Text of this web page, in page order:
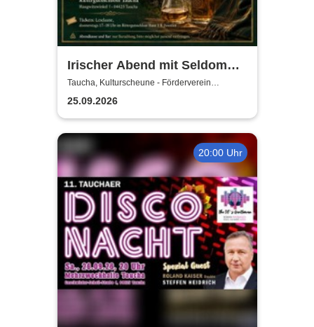
Irischer Abend mit Seldom
Sober Company | Live-Musik
& Whisky in der
Kulturscheune Taucha
Taucha, Kulturscheune - Förderverein
Rittergutschloss Taucha e.V.
25.09.2026
20:00 Uhr